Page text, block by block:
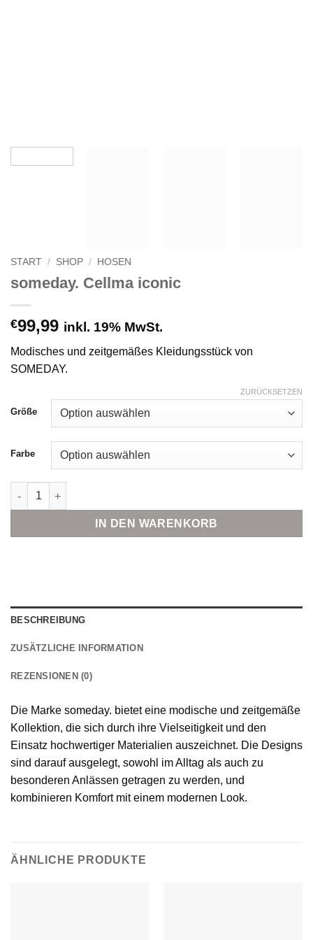
START / SHOP / HOSEN
someday. Cellma iconic
€99,99 inkl. 19% MwSt.
Modisches und zeitgemäßes Kleidungsstück von
SOMEDAY.
Größe
Farbe
ZURÜCKSETZEN
someday. Cellma iconic Menge
IN DEN WARENKORB
BESCHREIBUNG
ZUSÄTZLICHE INFORMATION
REZENSIONEN (0)
Die Marke someday. bietet eine modische und zeitgemäße
Kollektion, die sich durch ihre Vielseitigkeit und den
Einsatz hochwertiger Materialien auszeichnet. Die Designs
sind darauf ausgelegt, sowohl im Alltag als auch zu
besonderen Anlässen getragen zu werden, und
kombinieren Komfort mit einem modernen Look.
ÄHNLICHE PRODUKTE